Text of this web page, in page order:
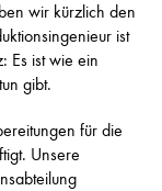
wir kürzlich den
ist
Es ist wie ein
gibt.
für die
Unsere